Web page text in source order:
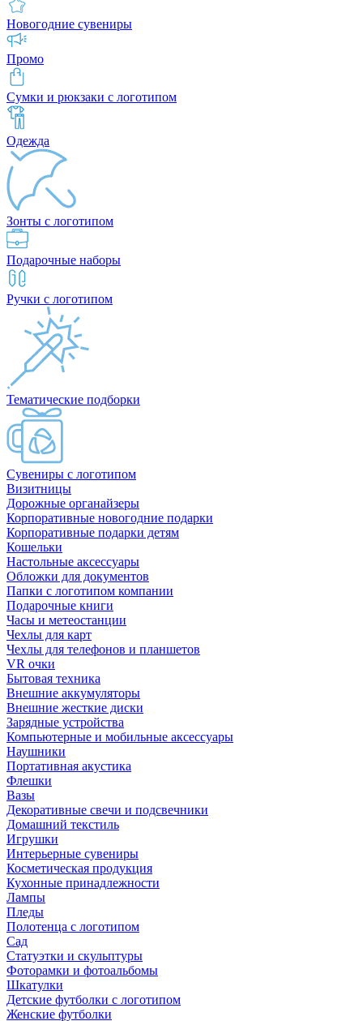
Новогодние сувениры
Промо
Сумки и рюкзаки с логотипом
Одежда
Зонты с логотипом
Подарочные наборы
Ручки с логотипом
Тематические подборки
Сувениры с логотипом
Визитницы
Дорожные органайзеры
Корпоративные новогодние подарки
Корпоративные подарки детям
Кошельки
Настольные аксессуары
Обложки для документов
Папки с логотипом компании
Подарочные книги
Часы и метеостанции
Чехлы для карт
Чехлы для телефонов и планшетов
VR очки
Бытовая техника
Внешние аккумуляторы
Внешние жесткие диски
Зарядные устройства
Компьютерные и мобильные аксессуары
Наушники
Портативная акустика
Флешки
Вазы
Декоративные свечи и подсвечники
Домашний текстиль
Игрушки
Интерьерные сувениры
Косметическая продукция
Кухонные принадлежности
Лампы
Пледы
Полотенца с логотипом
Сад
Статуэтки и скульптуры
Фоторамки и фотоальбомы
Шкатулки
Детские футболки с логотипом
Женские футболки